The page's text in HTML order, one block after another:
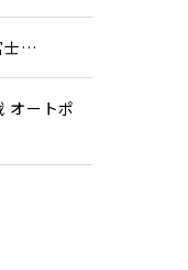
士…
オートポ